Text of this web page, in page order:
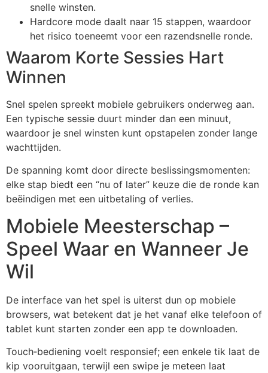
snelle winsten.
Hardcore mode daalt naar 15 stappen, waardoor
het risico toeneemt voor een razendsnelle ronde.
Waarom Korte Sessies Hart
Winnen
Snel spelen spreekt mobiele gebruikers onderweg aan.
Een typische sessie duurt minder dan een minuut,
waardoor je snel winsten kunt opstapelen zonder lange
wachttijden.
De spanning komt door directe beslissingsmomenten:
elke stap biedt een “nu of later” keuze die de ronde kan
beëindigen met een uitbetaling of verlies.
Mobiele Meesterschap –
Speel Waar en Wanneer Je
Wil
De interface van het spel is uiterst dun op mobiele
browsers, wat betekent dat je het vanaf elke telefoon of
tablet kunt starten zonder een app te downloaden.
Touch‑bediening voelt responsief; een enkele tik laat de
kip vooruitgaan, terwijl een swipe je meteen laat